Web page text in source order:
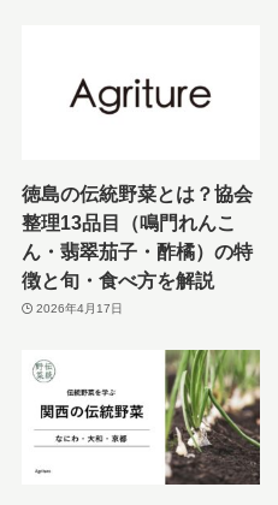
徳島の伝統野菜とは？協会
整理13品目（鳴門れんこ
ん・翡翠茄子・酢橘）の特
徴と旬・食べ方を解説
2026年4月17日